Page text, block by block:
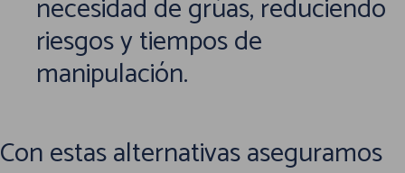
necesidad de grúas, reduciendo
riesgos y tiempos de
manipulación.
Con estas alternativas aseguramos